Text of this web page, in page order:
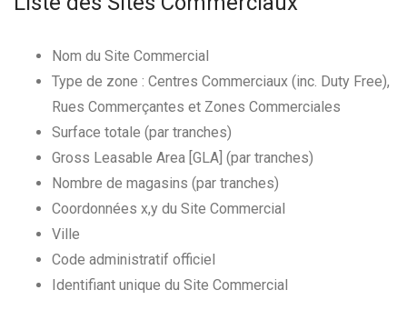
Nom du Site Commercial
Type de zone : Centres Commerciaux (inc. Duty Free),
Rues Commerçantes et Zones Commerciales
Surface totale (par tranches)
Gross Leasable Area [GLA] (par tranches)
Nombre de magasins (par tranches)
Coordonnées x,y du Site Commercial
Ville
Code administratif officiel
Identifiant unique du Site Commercial